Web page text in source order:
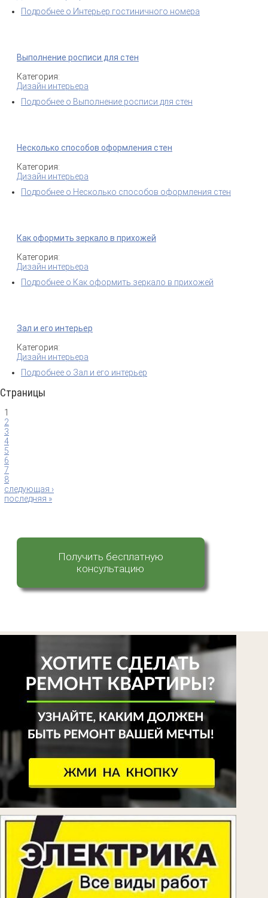
Подробнее о Интерьер гостиничного номера
Выполнение росписи для стен
Категория:
Дизайн интерьера
Подробнее о Выполнение росписи для стен
Несколько способов оформления стен
Категория:
Дизайн интерьера
Подробнее о Несколько способов оформления стен
Как оформить зеркало в прихожей
Категория:
Дизайн интерьера
Подробнее о Как оформить зеркало в прихожей
Зал и его интерьер
Категория:
Дизайн интерьера
Подробнее о Зал и его интерьер
Страницы
1
2
3
4
5
6
7
8
следующая ›
последняя »
Получить бесплатную
консультацию